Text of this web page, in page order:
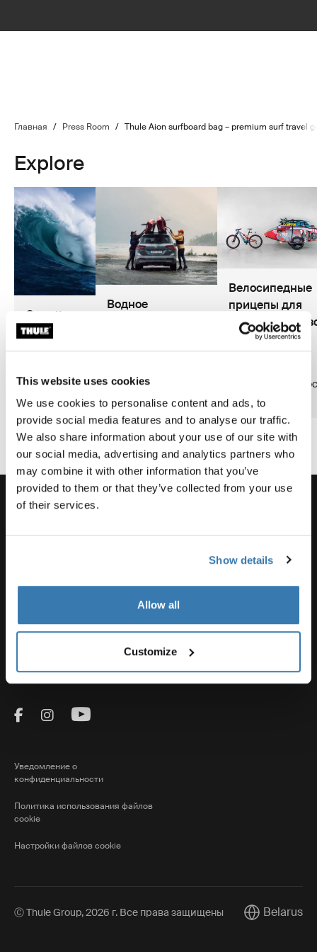
This website uses cookies
We use cookies to personalise content and ads, to
provide social media features and to analyse our traffic.
We also share information about your use of our site with
our social media, advertising and analytics partners who
may combine it with other information that you’ve
provided to them or that they’ve collected from your use
of their services.
Show details
Allow all
Customize
Главная / Press Room / Thule Aion surfboard bag – premium surf travel
Explore
Garrett
McNamara
befriends
monsters
3 min
Водное
Продолжительность
чтения: 2 минут
Велосипедные
прицепы для
перевозки
чтения: 2 минут
Visit Thule on Facebook (external link)
Visit Thule on Instagram (external link)
Visit Thule on Youtube (external
Уведомление о
конфиденциальности
Политика использования файлов
cookie
Настройки файлов cookie
Ⓒ Thule Group, 2026 г. Все права защищены CurrentBelarus